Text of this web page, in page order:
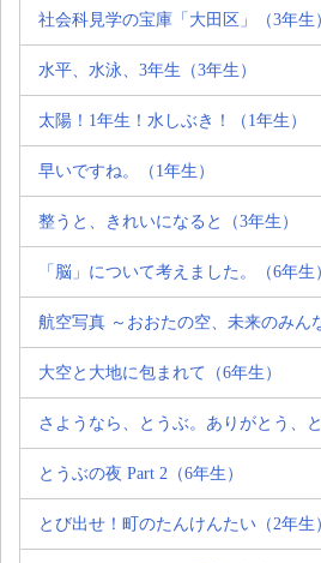
社会科見学の宝庫「大田区」（3年生）
水平、水泳、3年生（3年生）
太陽！1年生！水しぶき！（1年生）
早いですね。（1年生）
整うと、きれいになると（3年生）
「脳」について考えました。（6年生）
航空写真 ～おおたの空、未来のみん
大空と大地に包まれて（6年生）
さようなら、とうぶ。ありがとう、
とうぶの夜 Part 2（6年生）
とび出せ！町のたんけんたい（2年生）